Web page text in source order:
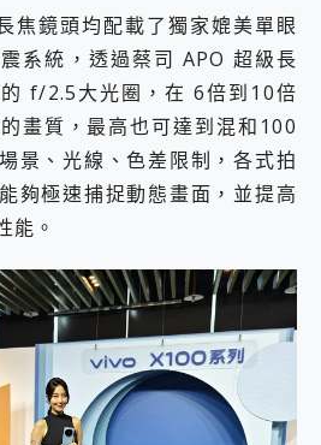
焦鏡頭均配載了獨家媲美單眼
系統，透過蔡司 APO 超級長
f/2.5大光圈，在 6倍到10倍
畫質，最高也可達到混和100
景、光線、色差限制，各式拍
夠極速捕捉動態畫面，並提高
能。